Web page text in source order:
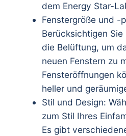
dem Energy Star-
Fenstergröße und -
Berücksichtigen
die Belüftung, um
neuen Fenstern zu
Fensteröffnungen
heller und
Stil und Design:
zum Stil Ihres
Es gibt